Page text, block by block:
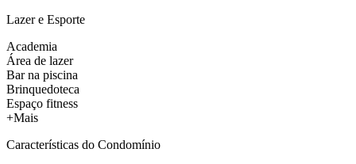
Lazer e Esporte
Academia
Área de lazer
Bar na piscina
Brinquedoteca
Espaço fitness
+Mais
Características do Condomínio